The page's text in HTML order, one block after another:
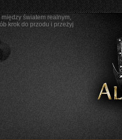
światem realnym,
krok do przodu i przeżyj